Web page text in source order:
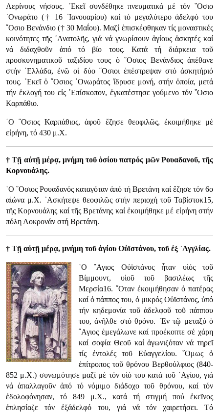
Λερίνους νήσους. ᾿Εκεῖ συνδέθηκε πνευματικά μέ τόν ῞Οσιο
᾿Ονωράτο († 16 ᾿Ιανουαρίου) καί τό μεγαλύτερο ἀδελφό του
῞Οσιο Βενάνδιο († 30 Μαΐου). Μαζί ἐπισκέφθηκαν τίς μοναστικές
κοινότητες τῆς ᾿Ανατολῆς, γιά νά γνωρίσουν ἁγίους ἀσκητές καί
νά διδαχθοῦν ἀπό τό βίο τους. Κατά τή διάρκεια τοῦ
προσκυνηματικοῦ ταξιδίου τους ὁ ῞Οσιος Βενάνδιος ἀπέθανε
στήν ῾Ελλάδα, ἐνῶ οἱ δύο ῞Οσιοι ἐπέστρεψαν στό ἀσκητήριό
τους. ᾿Εκεῖ ὁ ῞Οσιος ᾿Ονωράτος ἵδρυσε μονή, στήν ὁποία, μετά
τήν ἐκλογή του εἰς ᾿Επίσκοπον, ἐγκατέστησε γούμενο τόν ῞Οσιο
Καρπάθιο.
῾Ο ῞Οσιος Καρπάθιος, ἀφοῦ ἔζησε θεοφιλῶς, ἐκοιμήθηκε μέ
εἰρήνη, τό 430 μ.Χ.
† Τῇ αὐτῇ μέρᾳ, μνήμη τοῦ ὁσίου πατρός μῶν Ρουαδανοῦ, τῆς
Κορνουάλης.
῾Ο ῞Οσιος Ρουαδανός καταγόταν ἀπό τή Βρετάνη καί ἔζησε τόν 6ο
αἰώνα μ.Χ. ᾿Ασκήτεψε θεοφιλῶς στήν περιοχή τοῦ Ταβίστοκ15,
τῆς Κορνουάλης καί τῆς Βρετάνης καί ἐκοιμήθηκε μέ εἰρήνη στήν
πόλη Λοκρονάν στή Βρετάνη.
† Τῇ αὐτῇ μέρᾳ, μνήμη τοῦ ἁγίου Οὐϊστάνου, τοῦ ἐξ ᾿Αγγλίας.
῾Ο ῞Αγιος Οὐϊστάνος ἦταν υἱός τοῦ
Βίμμουντ, υἱοῦ τοῦ βασιλέως τῆς
Μερσία16. ῞Οταν ἐκοιμήθησαν ὁ πατέρας
καί ὁ πάππος του, ὁ μικρός Οὐϊστάνος, ὑπό
τήν κηδεμονία τοῦ ἀδελφοῦ τοῦ πάππου
του, ἀνῆλθε στό θρόνο. ᾿Εν τῷ μεταξύ ὁ
῞Αγιος ἐμεγάλωνε καί προέκοπτε σέ χάρη
καί σοφία Θεοῦ καί ἀγωνιζόταν νά τηρεῖ
τίς ἐντολές τοῦ Εὐαγγελίου. ῞Ομως ὁ
ἐπίτροπος τοῦ θρόνου Βερθούλφιος (840-
852 μ.Χ.) συνωμότησε μαζί μέ τόν υἱό του κατά τοῦ ῾Αγίου, γιά
νά ἀπαλλαγοῦν ἀπό τό νόμιμο διάδοχο τοῦ θρόνου, καί τόν
ἐδολοφόνησαν, τό 849 μ.Χ., κατά τή στιγμή πού ἐκεῖνος
ἐπλησίαζε τόν ἐξάδελφό του, γιά νά τόν χαιρετήσει. Τό